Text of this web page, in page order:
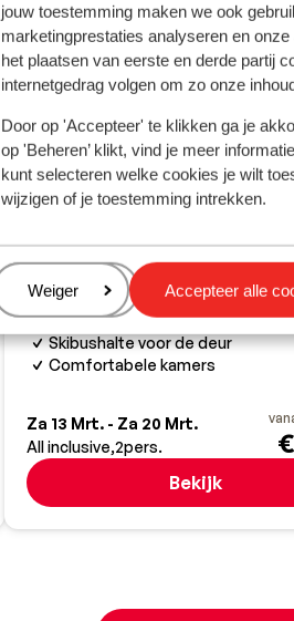
jouw toestemming maken we ook
marketingprestaties analyseren en
het plaatsen van eerste en derde partij
internetgedrag volgen om zo onze
Door op 'Accepteer' te klikken ga je
op 'Beheren’ klikt, vind je meer
kunt selecteren welke cookies je wilt
wijzigen of je toestemming intrekken.
Beheren
Weiger Accepteer alle
8.6
Kaiserhotel Neuwirt
Oberndorf 3 Länder Freizeit-Arena
Op basis van all inclusive
In het centrum
Skibushalte voor de deur
Comfortabele kamers
Za 13 Mrt. - Za 20 Mrt.
All inclusive 2pers.
Bekijk